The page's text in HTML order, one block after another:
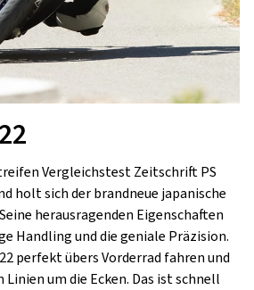
Vergleichstest Zeitschrift PS
holt sich der brandneue japanische
herausragenden Eigenschaften
Handling und die geniale Präzision.
perfekt übers Vorderrad fahren und
um die Ecken. Das ist schnell